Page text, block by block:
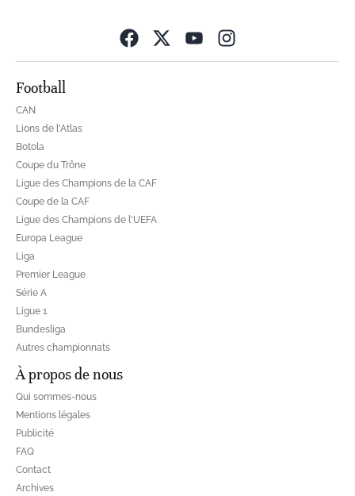
Football
CAN
Lions de l'Atlas
Botola
Coupe du Trône
Ligue des Champions de la CAF
Coupe de la CAF
Ligue des Champions de l'UEFA
Europa League
Liga
Premier League
Série A
Ligue 1
Bundesliga
Autres championnats
À propos de nous
Qui sommes-nous
Mentions légales
Publicité
FAQ
Contact
Archives